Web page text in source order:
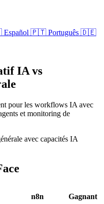
Español 🇵🇹 Português 🇩🇪
IA vs
pour les workflows IA avec
et monitoring de
avec capacités IA
n8n Gagnant